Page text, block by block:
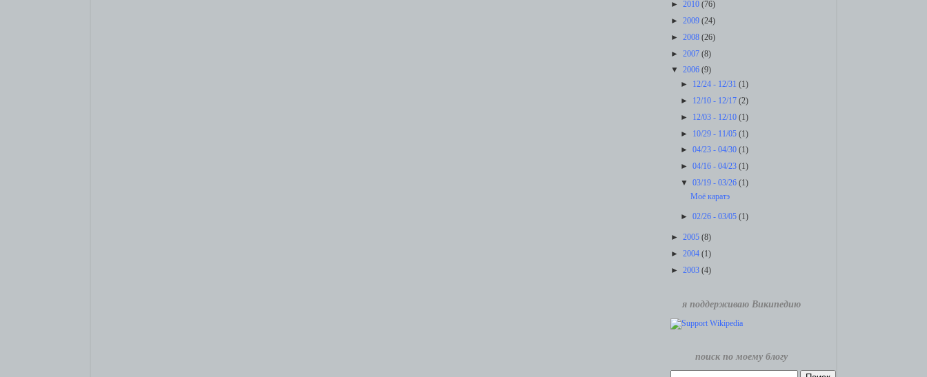
► 2010 (76)
► 2009 (24)
► 2008 (26)
► 2007 (8)
▼ 2006 (9)
► 12/24 - 12/31(1)
► 12/10 - 12/17(2)
► 12/03 - 12/10(1)
► 10/29 - 11/05(1)
►04/23 - 04/30(1)
►04/16 - 04/23(1)
▼03/19 - 03/26(1)
Моё каратэ
►02/26 - 03/05(1)
► 2005 (8)
► 2004 (1)
► 2003 (4)
я поддерживаю Википедию
поиск по моему блогу